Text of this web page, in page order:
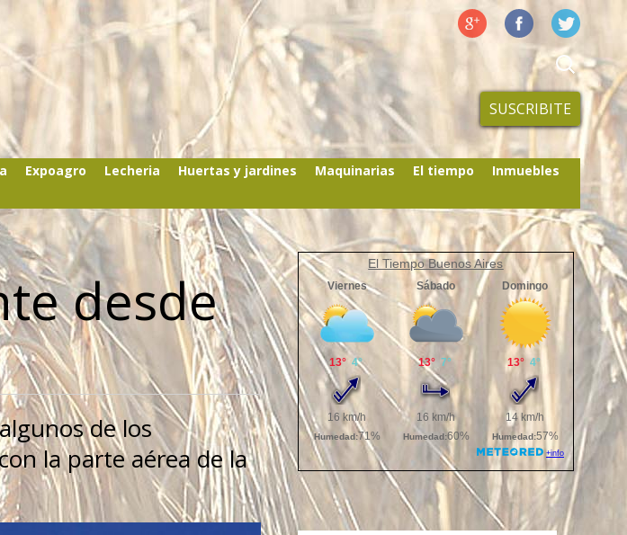
SUSCRIBITE
Expoagro Lecheria Huertas y jardines Maquinarias El tiempo
Inmuebles
desde
de los
la parte aérea de la
El Tiempo Buenos Aires